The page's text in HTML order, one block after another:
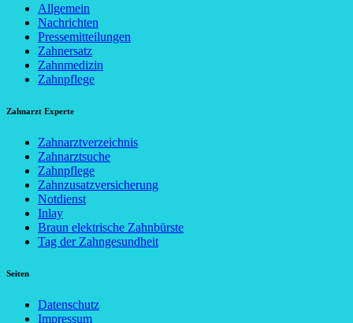
Allgemein
Nachrichten
Pressemitteilungen
Zahnersatz
Zahnmedizin
Zahnpflege
Zahnarzt Experte
Zahnarztverzeichnis
Zahnarztsuche
Zahnpflege
Zahnzusatzversicherung
Notdienst
Inlay
Braun elektrische Zahnbürste
Tag der Zahngesundheit
Seiten
Datenschutz
Impressum